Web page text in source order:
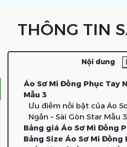
THÔNG TIN
Nội dung
Áo Sơ Mi Đồng Phục Tay
Mẫu 3
Ưu điểm nổi bật của Áo
Ngắn – Sài Gòn Star Mẫu 3
Bảng giá Áo Sơ Mi Đồng
Bảng Size Áo Sơ Mi Đồng